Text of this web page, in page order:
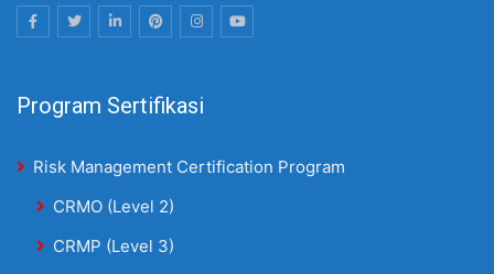
Program Sertifikasi
Risk Management Certification Program
CRMO (Level 2)
CRMP (Level 3)